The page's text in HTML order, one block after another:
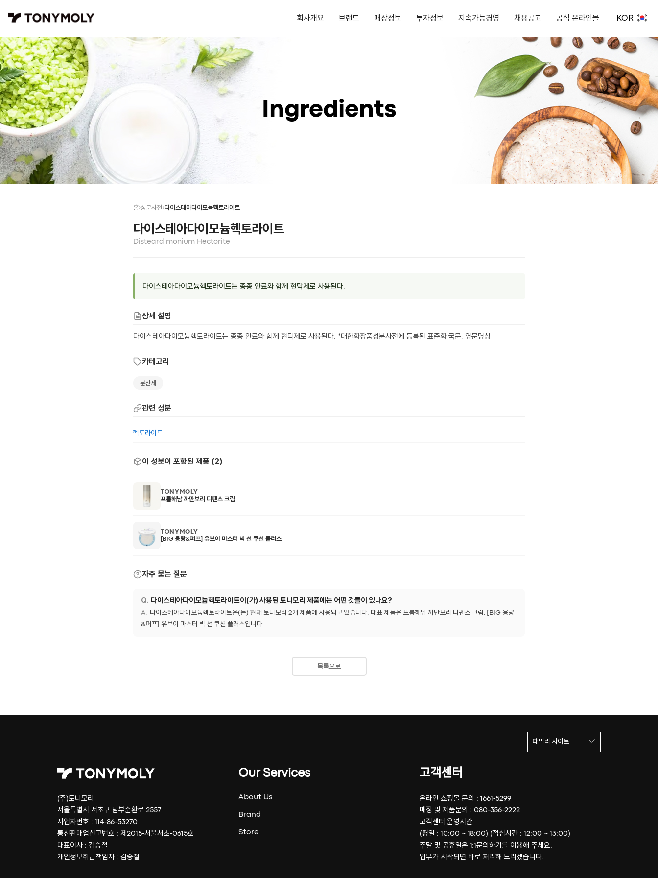
회사개요 브랜드 매장정보 투자정보 지속가능경영 채용공고 공식 온라인몰 KOR
Ingredients
홈 성분사전 다이스테아다이모늄헥토라이트
다이스테아다이모늄헥토라이트
Disteardimonium Hectorite
다이스테아다이모늄헥토라이트는 종종 안료와 함께 현탁제로 사용된다.
상세 설명
다이스테아다이모늄헥토라이트는 종종 안료와 함께 현탁제로 사용된다. *대한화장품성분사전에 등록된 표준화 국문, 영문명칭
카테고리
분산제
관련 성분
헥토라이트
이 성분이 포함된 제품 (2)
TONYMOLY
프롬해남 까만보리 디펜스 크림
TONYMOLY
[BIG 용량&퍼프] 유브이 마스터 빅 선 쿠션 플러스
자주 묻는 질문
다이스테아다이모늄헥토라이트이(가) 사용된 토니모리 제품에는 어떤 것들이 있나요?
다이스테아다이모늄헥토라이트은(는) 현재 토니모리 2개 제품에 사용되고 있습니다. 대표 제품은 프롬해남 까만보리 디펜스 크림, [BIG 용량
&퍼프] 유브이 마스터 빅 선 쿠션 플러스입니다.
목록으로
(주)토니모리
서울특별시 서초구 남부순환로 2557
사업자번호 : 114-86-53270
통신판매업신고번호 : 제2015-서울서초-0615호
대표이사 : 김승철
개인정보취급책임자 : 김승철
Our Services
About Us
Brand
Store
고객센터
온라인 쇼핑몰 문의 : 1661-5299
매장 및 제품문의 : 080-356-2222
고객센터 운영시간
(평일 : 10:00 ~ 18:00) (점심시간 : 12:00 ~ 13:00)
주말 및 공휴일은 1:1문의하기를 이용해 주세요.
업무가 시작되면 바로 처리해 드리겠습니다.
패밀리 사이트